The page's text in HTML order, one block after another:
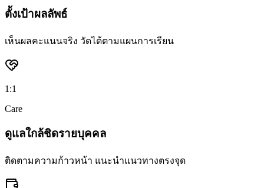
ตั้งเป้าผลลัพธ์
เห็นผลคะแนนจริง วัดได้ตามแผนการเรียน
1:1
Care
ดูแลใกล้ชิดรายบุคคล
ติดตามความก้าวหน้า แนะนำแนวทางตรงจุด